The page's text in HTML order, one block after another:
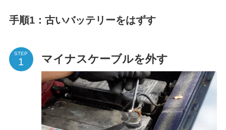
手順1：古いバッテリーをはずす
STEP マイナスケーブルを外す